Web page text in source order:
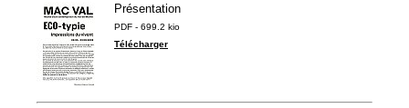
Présentation
PDF - 699.2 kio
Télécharger